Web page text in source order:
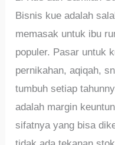
Bisnis kue adalah
memasak untuk ibu
populer. Pasar untuk
pernikahan, aqiqah,
tumbuh setiap
adalah margin
sifatnya yang bisa